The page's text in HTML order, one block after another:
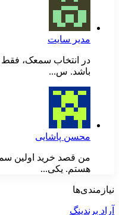
مدیر سایت
در انتخاب سمعک، فقط
باشد. س...
محسن پاشایی
من قصد خرید اولین
هستم. یکی...
نیازمندی‌ها
آراد برندینگ